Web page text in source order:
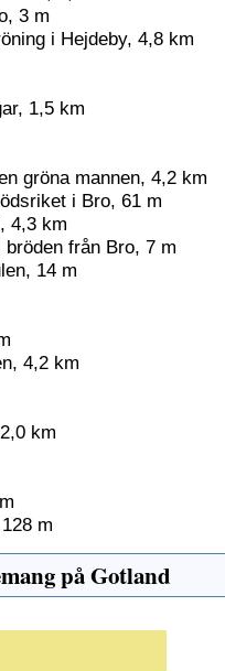
3 m
i Hejdeby, 4,8 km
1,5 km
gröna mannen, 4,2 km
i Bro, 61 m
4,3 km
bröden från Bro, 7 m
14 m
4,2 km
km
m
på Gotland